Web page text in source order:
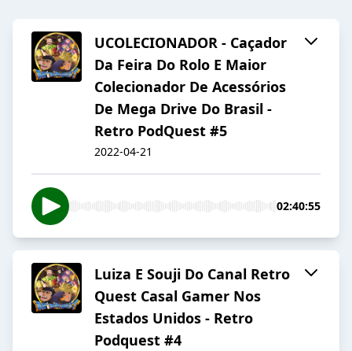
UCOLECIONADOR - Caçador
Da Feira Do Rolo E Maior
Colecionador De Acessórios
De Mega Drive Do Brasil -
Retro PodQuest #5
2022-04-21
02:40:55
Luiza E Souji Do Canal Retro
Quest Casal Gamer Nos
Estados Unidos - Retro
Podquest #4